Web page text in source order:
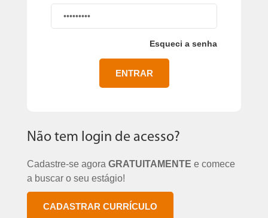
Esqueci a senha
ENTRAR
Não tem login de acesso?
Cadastre-se agora GRATUITAMENTE e comece
a buscar o seu estágio!
CADASTRAR CURRÍCULO